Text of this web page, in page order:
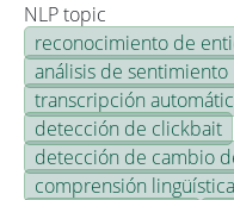
NLP topic
reconocimiento de
análisis de sentimiento
transcripción
detección de clickbait
detección de cambio
comprensión lingüística